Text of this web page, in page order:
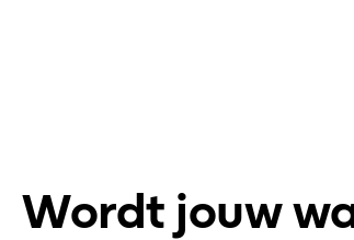
Wordt jouw